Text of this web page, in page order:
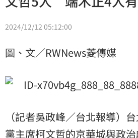
2024/12/12 05:12:00
圖、文／RWNews菱傳媒
（記者吳政峰／台北報導）
黨主席柯文哲的京華城與政